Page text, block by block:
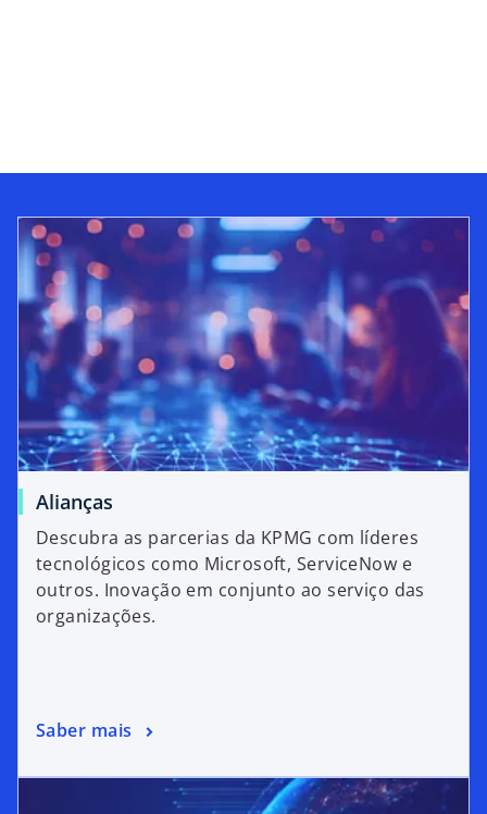
Alianças
Descubra as parcerias da KPMG com líderes
tecnológicos como Microsoft, ServiceNow e
outros. Inovação em conjunto ao serviço das
organizações.
Saber mais